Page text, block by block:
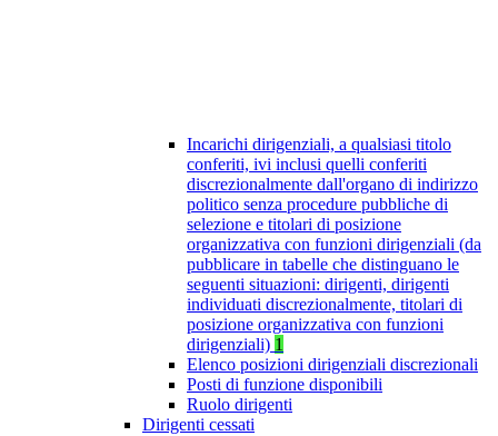
Incarichi dirigenziali, a qualsiasi titolo
conferiti, ivi inclusi quelli conferiti
discrezionalmente dall'organo di indirizzo
politico senza procedure pubbliche di
selezione e titolari di posizione
organizzativa con funzioni dirigenziali (da
pubblicare in tabelle che distinguano le
seguenti situazioni: dirigenti, dirigenti
individuati discrezionalmente, titolari di
posizione organizzativa con funzioni
dirigenziali) 1
Elenco posizioni dirigenziali discrezionali
Posti di funzione disponibili
Ruolo dirigenti
Dirigenti cessati